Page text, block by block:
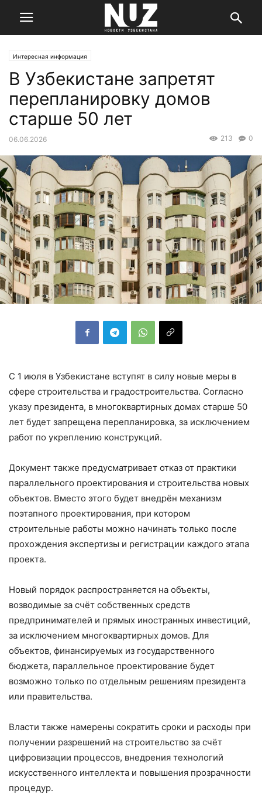
Интересная информация
В Узбекистане запретят
перепланировку домов
старше 50 лет
06.06.2026 0
213
С 1 июля в Узбекистане вступят в силу новые меры в
сфере строительства и градостроительства. Согласно
указу президента, в многоквартирных домах старше 50
лет будет запрещена перепланировка, за исключением
работ по укреплению конструкций.
Документ также предусматривает отказ от практики
параллельного проектирования и строительства новых
объектов. Вместо этого будет внедрён механизм
поэтапного проектирования, при котором
строительные работы можно начинать только после
прохождения экспертизы и регистрации каждого этапа
проекта.
Новый порядок распространяется на объекты,
возводимые за счёт собственных средств
предпринимателей и прямых иностранных инвестиций,
за исключением многоквартирных домов. Для
объектов, финансируемых из государственного
бюджета, параллельное проектирование будет
возможно только по отдельным решениям президента
или правительства.
Власти также намерены сократить сроки и расходы при
получении разрешений на строительство за счёт
цифровизации процессов, внедрения технологий
искусственного интеллекта и повышения прозрачности
процедур.